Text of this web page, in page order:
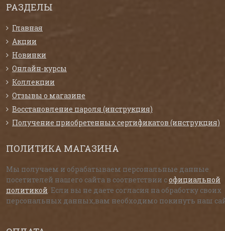
РАЗДЕЛЫ
Главная
Акции
Новинки
Онлайн-курсы
Коллекции
Отзывы о магазине
Восстановление пароля (инструкция)
Получение приобретенных сертификатов (инструкция)
ПОЛИТИКА МАГАЗИНА
Мы получаем и обрабатываем персональные данные
посетителей нашего сайта в соответствии софициальной
политикой . Если вы не даете согласия на обработку своих
персональных данных,вам необходимо покинуть наш